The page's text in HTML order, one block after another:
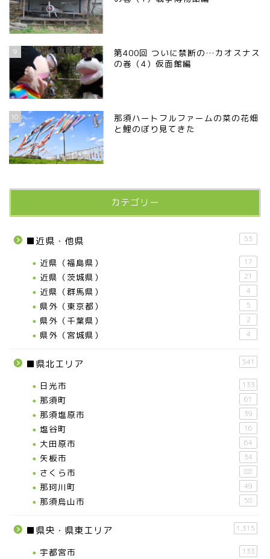
9
第400回 ついに禁断の…カオスナス
の巻（4）仮面館編
10
那須ハートフルファームの菜の花畑
と鯉のぼり見てきた
カテゴリー
■近県・他県 53
近県（福島県） 17
近県（茨城県） 21
近県（群馬県） 4
県外（東京都） 5
県外（千葉県） 2
県外（宮城県） 4
■県北エリア 541
日光市 133
那須町 61
那須塩原市 39
塩谷町 16
大田原市 64
矢板市 34
さくら市 88
那珂川町 49
那須烏山市 58
■県央・県東エリア 1,315
宇都宮市 133